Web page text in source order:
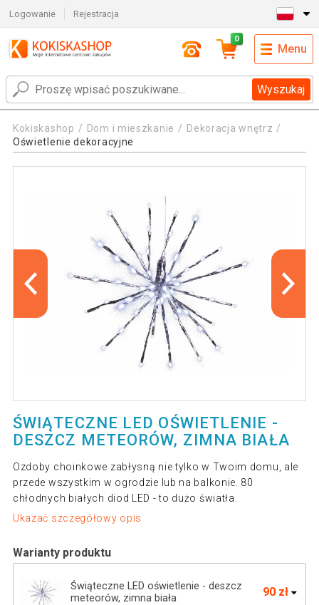
Logowanie Rejestracja
Wyszukaj
0
Menu
Kokiskashop Dom i mieszkanie
Dekoracja wnętrz
Oświetlenie dekoracyjne
ŚWIĄTECZNE LED OŚWIETLENIE -
DESZCZ METEORÓW, ZIMNA BIAŁA
Ozdoby choinkowe zabłysną nie tylko w Twoim domu, ale
przede wszystkim w ogrodzie lub na balkonie. 80
chłodnych białych diod LED - to dużo światła.
Ukazać szczegółowy opis
Warianty produktu
Świąteczne LED oświetlenie - deszcz
meteorów, zimna biała
90 zł